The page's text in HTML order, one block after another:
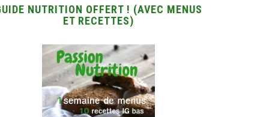
NUTRITION OFFERT ! (AVEC MENUS
ET RECETTES)